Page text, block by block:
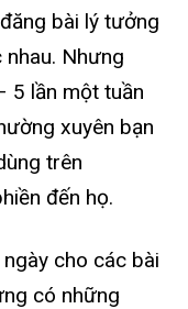
bài lý tưởng
Nhưng
5 lần một tuần
xuyên bạn
trên
đến họ.
cho các bài
có những